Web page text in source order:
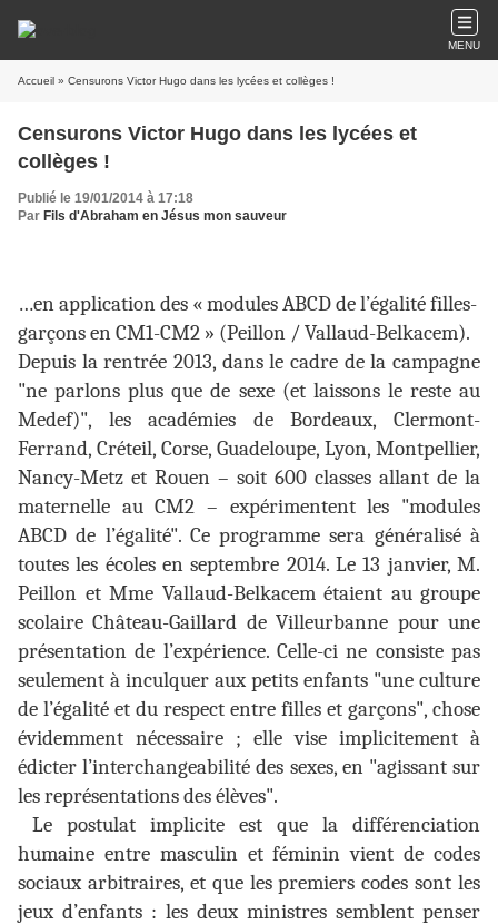
MENU
Accueil » Censurons Victor Hugo dans les lycées et collèges !
Censurons Victor Hugo dans les lycées et
collèges !
Publié le 19/01/2014 à 17:18
Par Fils d'Abraham en Jésus mon sauveur
…en application des « modules ABCD de l’égalité filles-
garçons en CM1-CM2 » (Peillon / Vallaud-Belkacem).
Depuis la rentrée 2013, dans le cadre de la campagne
"ne parlons plus que de sexe (et laissons le reste au
Medef)", les académies de Bordeaux, Clermont-
Ferrand, Créteil, Corse, Guadeloupe, Lyon, Montpellier,
Nancy-Metz et Rouen – soit 600 classes allant de la
maternelle au CM2 – expérimentent les "modules
ABCD de l’égalité". Ce programme sera généralisé à
toutes les écoles en septembre 2014. Le 13 janvier, M.
Peillon et Mme Vallaud-Belkacem étaient au groupe
scolaire Château-Gaillard de Villeurbanne pour une
présentation de l’expérience. Celle-ci ne consiste pas
seulement à inculquer aux petits enfants "une culture
de l’égalité et du respect entre filles et garçons", chose
évidemment nécessaire ; elle vise implicitement à
édicter l’interchangeabilité des sexes, en "agissant sur
les représentations des élèves".
Le postulat implicite est que la différenciation
humaine entre masculin et féminin vient de codes
sociaux arbitraires, et que les premiers codes sont les
jeux d’enfants : les deux ministres semblent penser